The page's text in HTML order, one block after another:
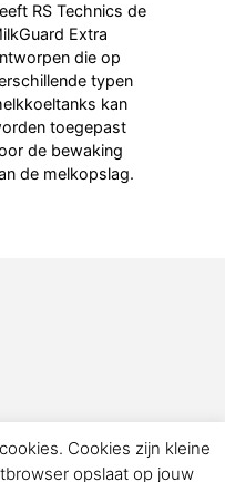
RS Technics de
Extra
die op
typen
kan
toegepast
de bewaking
de melkopslag.
rights reserved.
en leveranciers
Cookies zijn kleine
opslaat op jouw